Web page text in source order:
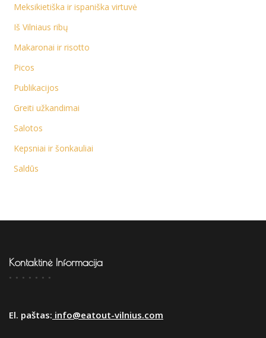
Meksikietiška ir ispaniška virtuvė
Iš Vilniaus ribų
Makaronai ir risotto
Picos
Publikacijos
Greiti užkandimai
Salotos
Kepsniai ir šonkauliai
Saldūs
Kontaktinė Informacija
El. paštas: info@eatout-vilnius.com